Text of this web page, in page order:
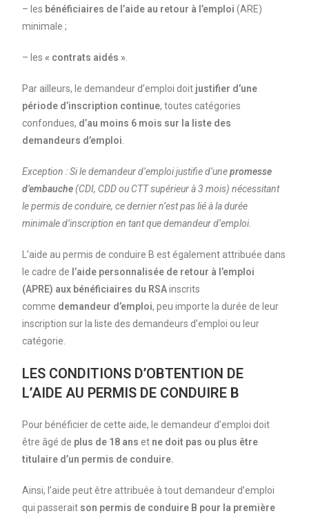
– les bénéficiaires de l’aide au retour à l’emploi (ARE)
minimale ;
– les« contrats aidés »
Par ailleurs, le demandeur d’emploi doit justifier d’une
période d’inscription continue, toutes catégories
confondues, d’au moins 6 mois sur la liste des
demandeurs d’emploi
Exception : Si le demandeur d’emploi justifie d’unepromesse
d’embauche(CDI, CDD ou CTT supérieur à 3 mois) nécessitant
le permis de conduire, ce dernier n’est pas lié à la durée
minimale d’inscription en tant que demandeur d’emploi.
L’aide au permis de conduire B est également attribuée dans
le cadre de l’aide personnalisée de retour à l’emploi
(APRE) aux bénéficiaires du RSAinscrits
comme demandeur d’emploi, peu importe la durée de leur
inscription sur la liste des demandeurs d’emploi ou leur
catégorie.
LES CONDITIONS D’OBTENTION DE
L’AIDE AU PERMIS DE CONDUIRE B
Pour bénéficier de cette aide, le demandeur d’emploi doit
être âgé de plus de 18 ans et ne doit pas ou plus être
titulaire d’un permis de conduire.
Ainsi, l’aide peut être attribuée à tout demandeur d’emploi
qui passerait son permis de conduire B pour la première